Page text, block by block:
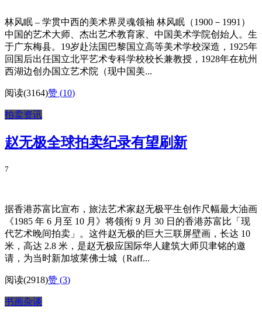
林风眠 – 学贯中西的美术界灵魂领袖 林风眠（1900－1991）
中国的艺术大师、杰出艺术教育家、中国美术学院创始人。生
于广东梅县。19岁赴法国巴黎国立高等美术学校深造，1925年
回国后出任国立北平艺术专科学校校长兼教授，1928年在杭州
西湖边创办国立艺术院（现中国美...
阅读(3164)赞 (10)
拍卖资讯
赵无极全球拍卖纪录有望刷新
7
据香港苏富比宣布，旅法艺术家赵无极平生创作尺幅最大油画
《1985 年 6 月至 10 月》将领衔 9 月 30 日的香港苏富比「现
代艺术晚间拍卖」。这件赵无极的巨大三联屏壁画，长达 10
米，高达 2.8 米，是赵无极应国际华人建筑大师贝聿铭的邀
请，为当时新加坡莱佛士城（Raff...
阅读(2918)赞 (3)
书画杂谈